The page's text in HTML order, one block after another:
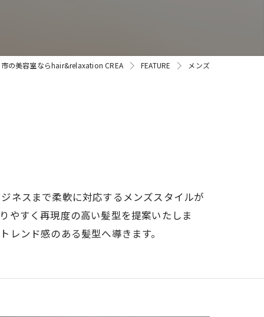
の美容室ならhair&relaxation CREA FEATURE メンズ
ネスまで柔軟に対応するメンズスタイルが
やすく再現度の高い髪型を提案いたしま
ンド感のある髪型へ導きます。